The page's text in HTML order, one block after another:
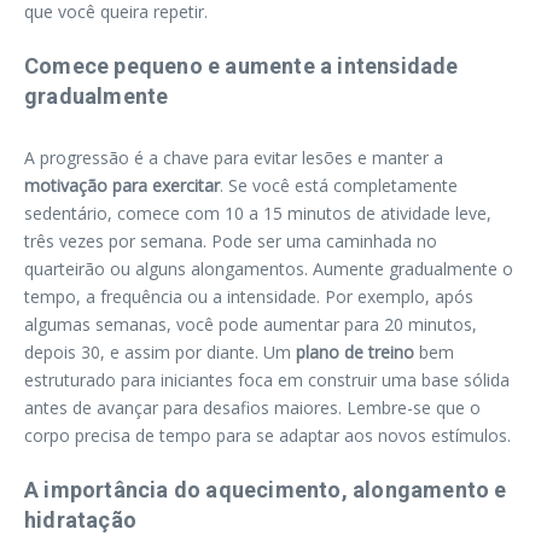
que você queira repetir.
Comece pequeno e aumente a intensidade
gradualmente
A progressão é a chave para evitar lesões e manter a
motivação para exercitar. Se você está completamente
sedentário, comece com 10 a 15 minutos de atividade leve,
três vezes por semana. Pode ser uma caminhada no
quarteirão ou alguns alongamentos. Aumente gradualmente o
tempo, a frequência ou a intensidade. Por exemplo, após
algumas semanas, você pode aumentar para 20 minutos,
depois 30, e assim por diante. Um plano de treino bem
estruturado para iniciantes foca em construir uma base sólida
antes de avançar para desafios maiores. Lembre-se que o
corpo precisa de tempo para se adaptar aos novos estímulos.
A importância do aquecimento, alongamento e
hidratação